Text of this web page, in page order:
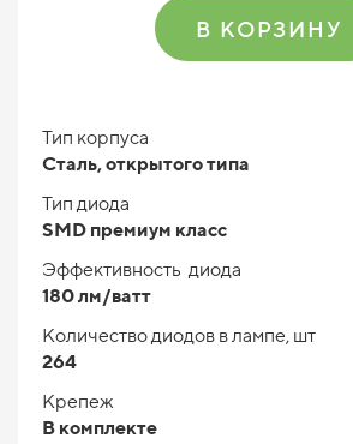
В КОРЗИНУ
Тип корпуса
Сталь, открытого типа
Тип диода
SMD премиум класс
Эффективность диода
180 лм/ватт
Количество диодов в лампе, шт
264
Крепеж
В комплекте